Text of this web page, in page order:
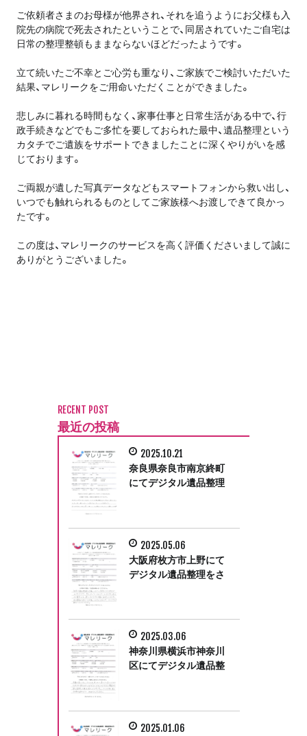
ご依頼者さまのお母様が他界され、それを追うようにお父様も入
院先の病院で死去されたということで、同居されていたご自宅は
日常の整理整頓もままならないほどだったようです。
立て続いたご不幸とご心労も重なり、ご家族でご検討いただいた
結果、マレリークをご用命いただくことができました。
悲しみに暮れる時間もなく、家事仕事と日常生活がある中で、行
政手続きなどでもご多忙を要しておられた最中、遺品整理という
カタチでご遺族をサポートできましたことに深くやりがいを感
じております。
ご両親が遺した写真データなどもスマートフォンから救い出し、
いつでも触れられるものとしてご家族様へお渡しできて良かっ
たです。
この度は、マレリークのサービスを高く評価くださいまして誠に
ありがとうございました。
RECENT POST
最近の投稿
2025.10.21
奈良県奈良市南京終町
にてデジタル遺品整理
2025.05.06
大阪府枚方市上野にて
デジタル遺品整理をさ
2025.03.06
神奈川県横浜市神奈川
区にてデジタル遺品整
2025.01.06